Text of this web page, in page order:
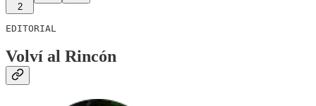
2
EDITORIAL
Volví al Rincón